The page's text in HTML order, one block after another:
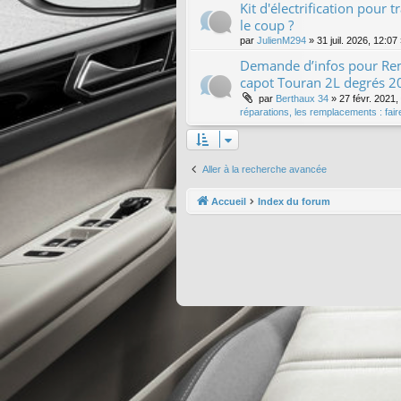
Kit d'électrification pour
le coup ?
par JulienM294 » 31 juil. 2026, 12:07
Demande d’infos pour
capot Touran 2L degrés
par Berthaux 34 » 27 févr. 2021,
réparations, les remplacements :
Aller à la recherche avancée
Accueil Index du forum